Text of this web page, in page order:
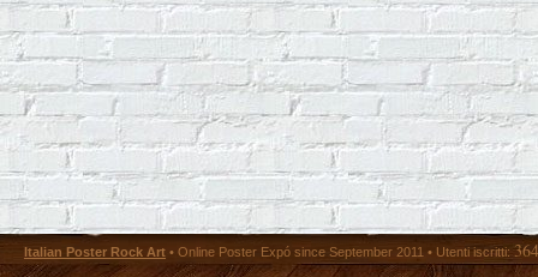
Italian Poster Rock Art • Online Poster Expó since September 2011 • Utenti iscritti: 364